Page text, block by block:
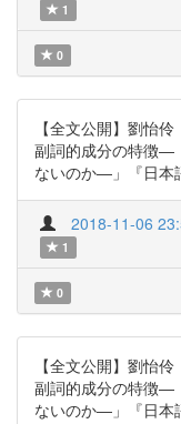
1
0
【全文公開】劉怡
副詞的成分の特徴―
ないのか―」『日本
2018-11-06
1
0
【全文公開】劉怡
副詞的成分の特徴―
ないのか―」『日本